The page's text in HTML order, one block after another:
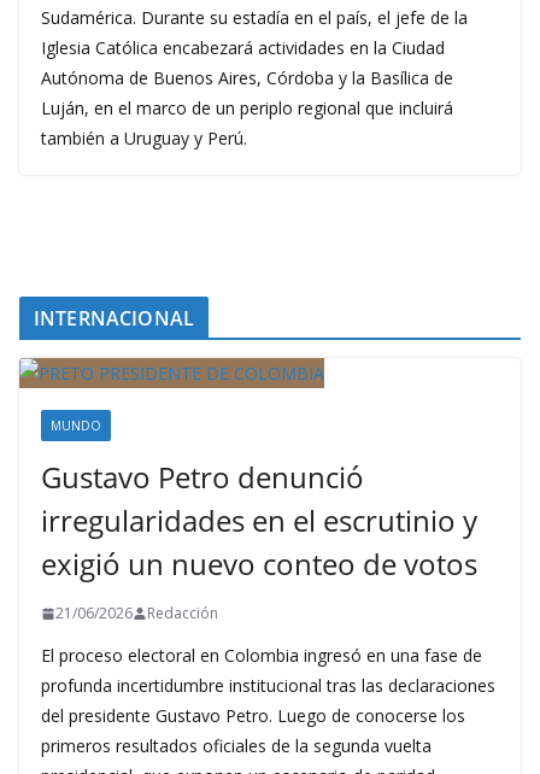
Sudamérica. Durante su estadía en el país, el jefe de la
Iglesia Católica encabezará actividades en la Ciudad
Autónoma de Buenos Aires, Córdoba y la Basílica de
Luján, en el marco de un periplo regional que incluirá
también a Uruguay y Perú.
INTERNACIONAL
MUNDO
Gustavo Petro denunció
irregularidades en el escrutinio y
exigió un nuevo conteo de votos
21/06/2026 Redacción
El proceso electoral en Colombia ingresó en una fase de
profunda incertidumbre institucional tras las declaraciones
del presidente Gustavo Petro. Luego de conocerse los
primeros resultados oficiales de la segunda vuelta